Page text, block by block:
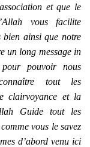
et que le
vous facilite
bien ainsi que notre
un long message in
pouvoir nous
tout les
clairvoyance et la
Guide tout les
vous le savez
d’abord venu ici